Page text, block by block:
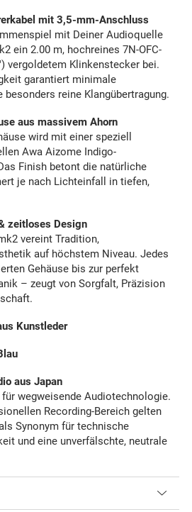
mit 3,5-mm-Anschluss
mit Deiner Audioquelle
ein 2.00 m, hochreines 7N-OFC-
vergoldetem Klinkenstecker bei.
garantiert minimale
besonders reine Klangübertragung.
aus massivem Ahorn
wird mit einer speziell
Awa Aizome Indigo-
Finish betont die natürliche
je nach Lichteinfall in tiefen,
zeitloses Design
vereint Tradition,
auf höchstem Niveau. Jedes
Gehäuse bis zur perfekt
– zeugt von Sorgfalt, Präzision
Kunstleder
aus Japan
wegweisende Audiotechnologie.
Recording-Bereich gelten
Synonym für technische
und eine unverfälschte, neutrale